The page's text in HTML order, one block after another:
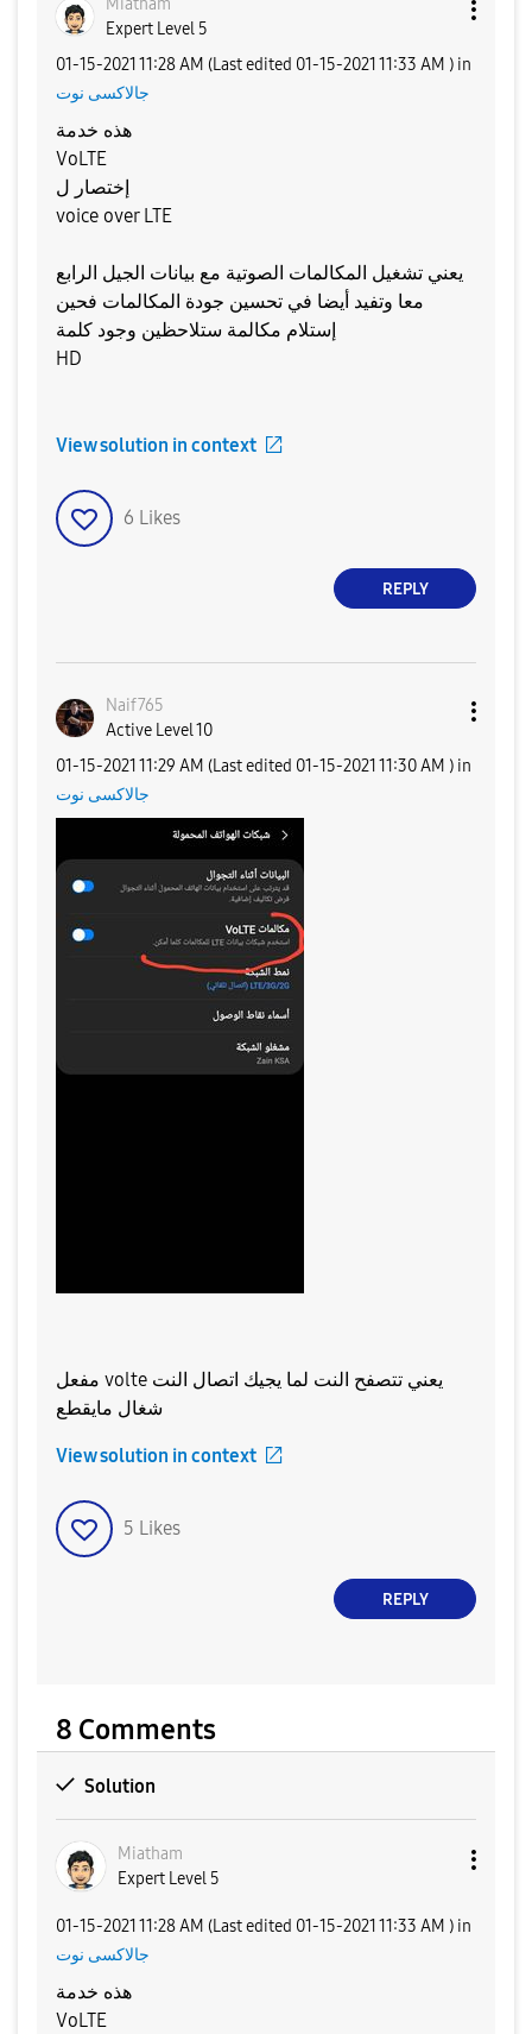
Miatham
Expert Level 5
‎01-15-2021 11:28 AM (Last edited ‎01-15-2021 11:33 AM ) in
جالاكسى نوت
هذه خدمة
VoLTE
إختصار ل
voice over LTE
يعني تشغيل المكالمات الصوتية مع بيانات الجيل الرابع
معا وتفيد أيضا في تحسين جودة المكالمات فحين
إستلام مكالمة ستلاحظين وجود كلمة
HD
View solution in context
6 Likes
REPLY
Naif765
Active Level 10
‎01-15-2021 11:29 AM (Last edited ‎01-15-2021 11:30 AM ) in
جالاكسى نوت
مفعل volte يعني تتصفح النت لما يجيك اتصال النت
شغال مايقطع
View solution in context
5 Likes
REPLY
8 Comments
Solution
Miatham
Expert Level 5
‎01-15-2021 11:28 AM (Last edited ‎01-15-2021 11:33 AM ) in
جالاكسى نوت
هذه خدمة
VoLTE